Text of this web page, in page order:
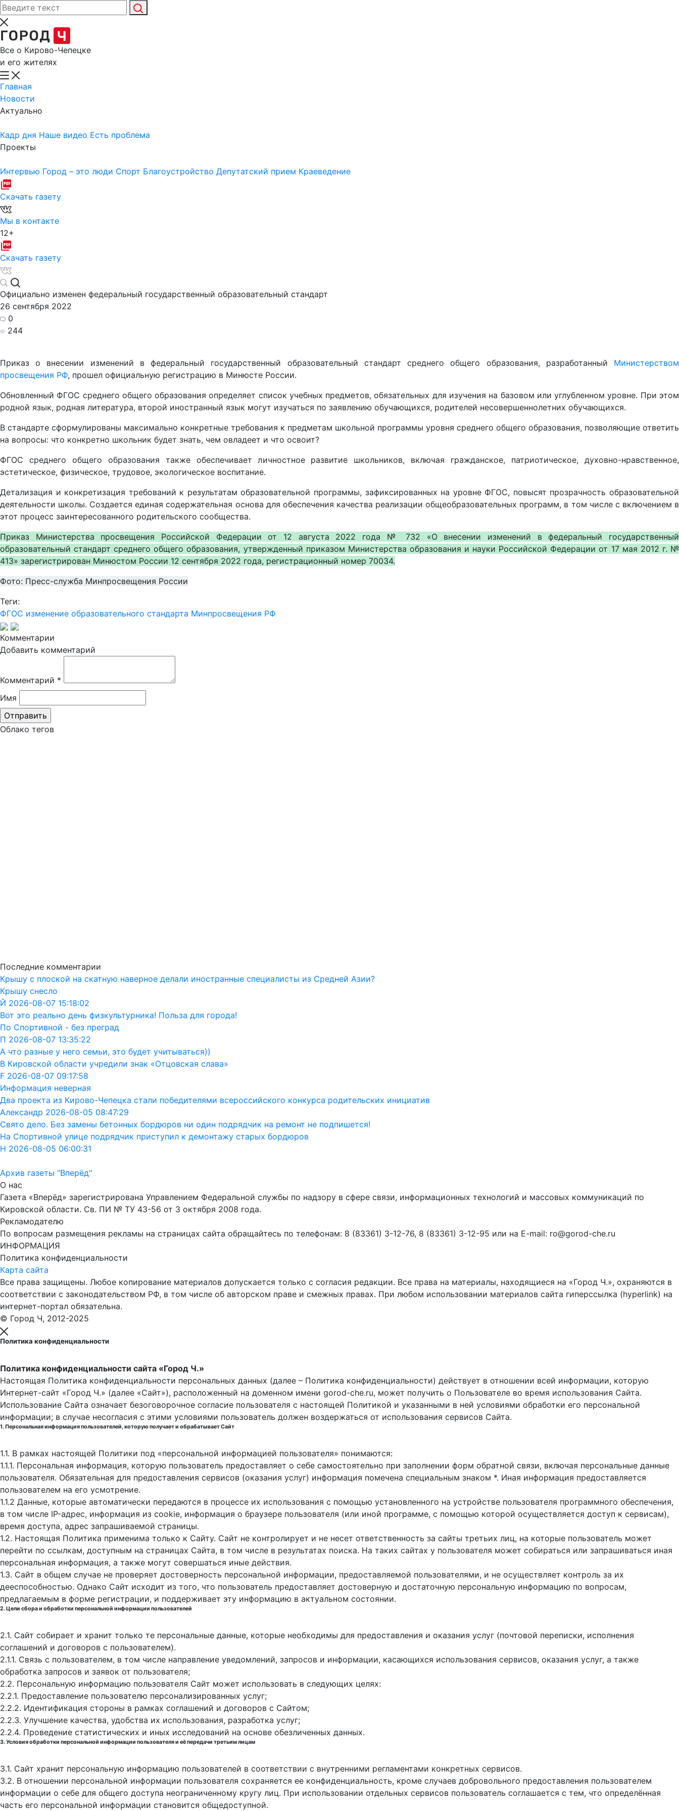
Все о Кирово-Чепецке
и его жителях
Главная
Новости
Актуально
Кадр дня Наше видео Есть проблема
Проекты
Интервью Город – это люди Спорт Благоустройство Депутатский прием Краеведение
Скачать газету
Мы в контакте
12+
Скачать газету
Официально изменен федеральный государственный образовательный стандарт
26 сентября 2022
0
244
Приказ о внесении изменений в федеральный государственный образовательный стандарт среднего общего образования, разработанный Министерством
просвещения РФ, прошел официальную регистрацию в Минюсте России.
Обновленный ФГОС среднего общего образования определяет список учебных предметов, обязательных для изучения на базовом или углубленном уровне. При этом
родной язык, родная литература, второй иностранный язык могут изучаться по заявлению обучающихся, родителей несовершеннолетних обучающихся.
В стандарте сформулированы максимально конкретные требования к предметам школьной программы уровня среднего общего образования, позволяющие ответить
на вопросы: что конкретно школьник будет знать, чем овладеет и что освоит?
ФГОС среднего общего образования также обеспечивает личностное развитие школьников, включая гражданское, патриотическое, духовно-нравственное,
эстетическое, физическое, трудовое, экологическое воспитание.
Детализация и конкретизация требований к результатам образовательной программы, зафиксированных на уровне ФГОС, повысят прозрачность образовательной
деятельности школы. Создается единая содержательная основа для обеспечения качества реализации общеобразовательных программ, в том числе с включением в
этот процесс заинтересованного родительского сообщества.
Приказ Министерства просвещения Российской Федерации от 12 августа 2022 года № 732 «О внесении изменений в федеральный государственный
образовательный стандарт среднего общего образования, утвержденный приказом Министерства образования и науки Российской Федерации от 17 мая 2012 г. №
413» зарегистрирован Минюстом России 12 сентября 2022 года, регистрационный номер 70034.
Фото: Пресс-служба Минпросвещения России
Теги:
ФГОС изменение образовательного стандарта Минпросвещения РФ
Комментарии
Добавить комментарий
Комментарий *
Имя
Облако тегов
Последние комментарии
Крышу с плоской на скатную наверное делали иностранные специалисты из Средней Азии?
Крышу снесло
Й 2026-08-07 15:18:02
Вот это реально день физкультурника! Польза для города!
По Спортивной - без преград
П 2026-08-07 13:35:22
А что разные у него семьи, это будет учитываться))
В Кировской области учредили знак «Отцовская слава»
F 2026-08-07 09:17:58
Информация неверная
Два проекта из Кирово-Чепецка стали победителями всероссийского конкурса родительских инициатив
Александр 2026-08-05 08:47:29
Свято дело. Без замены бетонных бордюров ни один подрядчик на ремонт не подпишется!
На Спортивной улице подрядчик приступил к демонтажу старых бордюров
Н 2026-08-05 06:00:31
Архив газеты "Вперёд"
О нас
Газета «Вперёд» зарегистрирована Управлением Федеральной службы по надзору в сфере связи, информационных технологий и массовых коммуникаций по
Кировской области. Св. ПИ № ТУ 43-56 от 3 октября 2008 года.
Рекламодателю
По вопросам размещения рекламы на страницах сайта обращайтесь по телефонам: 8 (83361) 3-12-76, 8 (83361) 3-12-95 или на E-mail: ro@gorod-che.ru
ИНФОРМАЦИЯ
Политика конфиденциальности
Карта сайта
Все права защищены. Любое копирование материалов допускается только с согласия редакции. Все права на материалы, находящиеся на «Город Ч.», охраняются в
соответствии с законодательством РФ, в том числе об авторском праве и смежных правах. При любом использовании материалов сайта гиперссылка (hyperlink) на
интернет-портал обязательна.
© Город Ч, 2012-2025
Политика конфиденциальности
Политика конфиденциальности сайта «Город Ч.»
Настоящая Политика конфиденциальности персональных данных (далее – Политика конфиденциальности) действует в отношении всей информации, которую
Интернет-сайт «Город Ч.» (далее «Сайт»), расположенный на доменном имени gorod-che.ru, может получить о Пользователе во время использования Cайта.
Использование Сайта означает безоговорочное согласие пользователя с настоящей Политикой и указанными в ней условиями обработки его персональной
информации; в случае несогласия с этими условиями пользователь должен воздержаться от использования сервисов Сайта.
1. Персональная информация пользователей, которую получает и обрабатывает Сайт
1.1. В рамках настоящей Политики под «персональной информацией пользователя» понимаются:
1.1.1. Персональная информация, которую пользователь предоставляет о себе самостоятельно при заполнении форм обратной связи, включая персональные данные
пользователя. Обязательная для предоставления сервисов (оказания услуг) информация помечена специальным знаком *. Иная информация предоставляется
пользователем на его усмотрение.
1.1.2 Данные, которые автоматически передаются в процессе их использования с помощью установленного на устройстве пользователя программного обеспечения,
в том числе IP-адрес, информация из cookie, информация о браузере пользователя (или иной программе, с помощью которой осуществляется доступ к cервисам),
время доступа, адрес запрашиваемой страницы.
1.2. Настоящая Политика применима только к Сайту. Сайт не контролирует и не несет ответственность за сайты третьих лиц, на которые пользователь может
перейти по ссылкам, доступным на страницах Сайта, в том числе в результатах поиска. На таких сайтах у пользователя может собираться или запрашиваться иная
персональная информация, а также могут совершаться иные действия.
1.3. Сайт в общем случае не проверяет достоверность персональной информации, предоставляемой пользователями, и не осуществляет контроль за их
дееспособностью. Однако Сайт исходит из того, что пользователь предоставляет достоверную и достаточную персональную информацию по вопросам,
предлагаемым в форме регистрации, и поддерживает эту информацию в актуальном состоянии.
2. Цели сбора и обработки персональной информации пользователей
2.1. Сайт собирает и хранит только те персональные данные, которые необходимы для предоставления и оказания услуг (почтовой переписки, исполнения
соглашений и договоров с пользователем).
2.1.1. Связь с пользователем, в том числе направление уведомлений, запросов и информации, касающихся использования сервисов, оказания услуг, а также
обработка запросов и заявок от пользователя;
2.2. Персональную информацию пользователя Сайт может использовать в следующих целях:
2.2.1. Предоставление пользователю персонализированных услуг;
2.2.2. Идентификация стороны в рамках соглашений и договоров с Сайтом;
2.2.3. Улучшение качества, удобства их использования, разработка услуг;
2.2.4. Проведение статистических и иных исследований на основе обезличенных данных.
3. Условия обработки персональной информации пользователя и её передачи третьим лицам
3.1. Сайт хранит персональную информацию пользователей в соответствии с внутренними регламентами конкретных сервисов.
3.2. В отношении персональной информации пользователя сохраняется ее конфиденциальность, кроме случаев добровольного предоставления пользователем
информации о себе для общего доступа неограниченному кругу лиц. При использовании отдельных сервисов пользователь соглашается с тем, что определённая
часть его персональной информации становится общедоступной.